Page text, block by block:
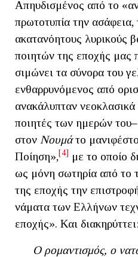
Απηυδισμένος από το
πρωτοτυπία την ασάφεια,
ακατανόητους λυρικούς
ποιητών της εποχής μας
σιμώνει τα σύνορα του
ενθαρρυνόμενος από
ανακάλυπταν νεοκλασικά
ποιητές των ημερών
στον Νουμάτο
Ποίηση»,[4] με το οποίο
ως μόνη σωτηρία από το
της εποχής την
νάματα των Ελλήνων
εποχής». Και διακηρύττει:
Ο ρομαντισμός, ο